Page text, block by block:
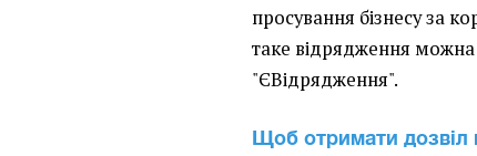
просування бізнесу за
таке відрядження можна
"ЄВідрядження".
Щоб отримати дозвіл